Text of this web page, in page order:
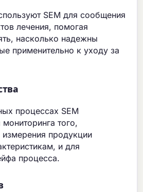
SEM для сообщения
лечения, помогая
насколько надежны
применительно к уходу за
процессах SEM
того,
измерения продукции
и для
процесса.